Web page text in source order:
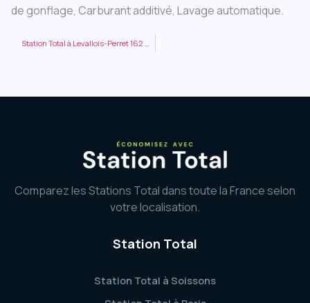
de gonflage, Carburant additivé, Lavage automatique.
Comparez les Stations Total dans toute la France selon
votre localisation.
Station Total
Station Total à Soissons